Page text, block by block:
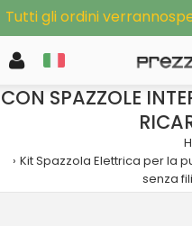
Tutti gli ordini
KIT SPAZZOLA
CON SPAZZOLE
Kit Spazzola Elettrica per la
senza